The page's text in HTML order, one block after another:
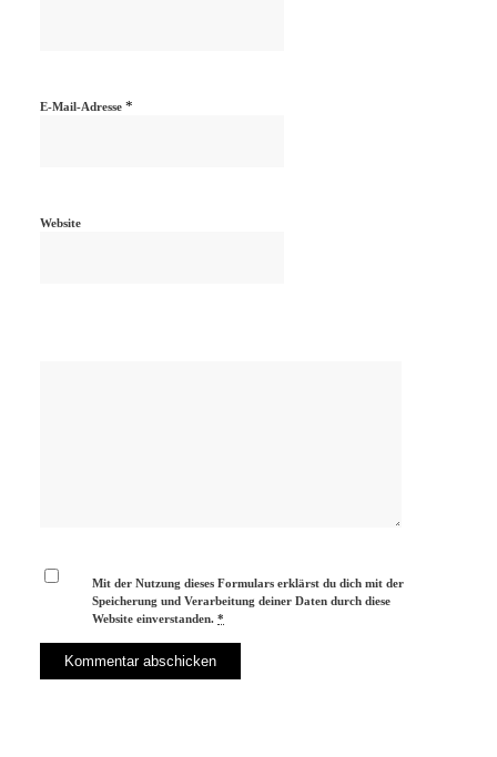
E-Mail-Adresse *
Website
Mit der Nutzung dieses Formulars erklärst du dich mit der
Speicherung und Verarbeitung deiner Daten durch diese
Website einverstanden.*